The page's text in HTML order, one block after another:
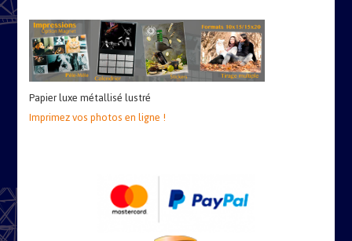
Papier luxe métallisé lustré
Imprimez vos photos en ligne !